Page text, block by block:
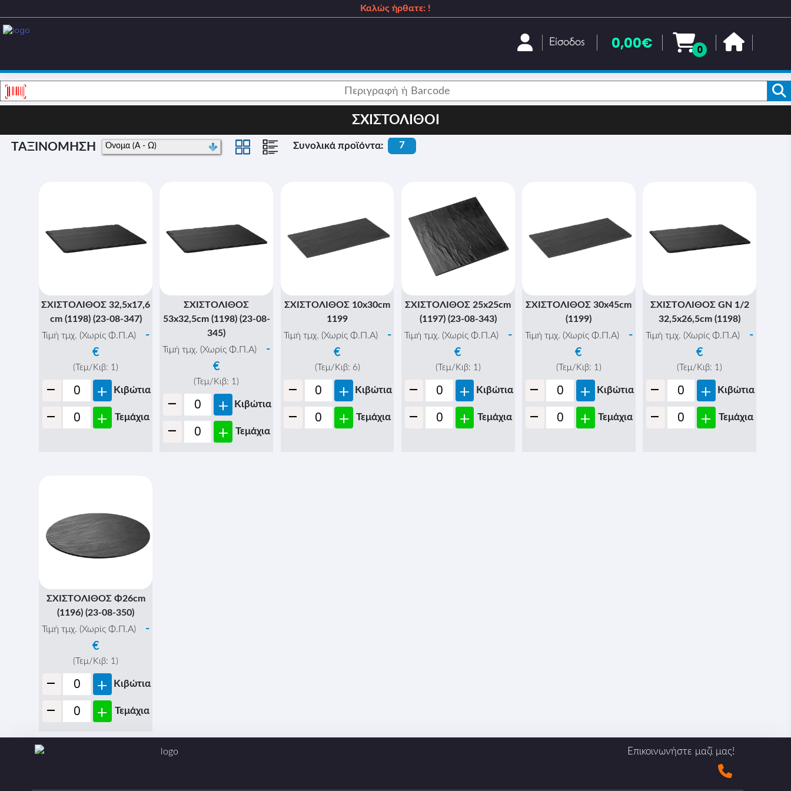
Καλώς ήρθατε: !
Είσοδος 0,00€ 0
ΣΧΙΣΤΟΛΙΘΟΙ
ΤΑΞΙΝΟΜΗΣΗ Συνολικά προϊόντα: 7
ΣΧΙΣΤΟΛΙΘΟΣ 32,5x17,6
cm (1198) (23-08-347)
Τιμή τμχ. (Χωρίς Φ.Π.Α)
-
€
(Τεμ/Κιβ: 1 )
- + Κιβώτια
- + Τεμάχια
ΣΧΙΣΤΟΛΙΘΟΣ
53x32,5cm (1198) (23-08-
345)
Τιμή τμχ. (Χωρίς Φ.Π.Α)
-
€
(Τεμ/Κιβ: 1 )
- + Κιβώτια
- + Τεμάχια
ΣΧΙΣΤΟΛΙΘΟΣ 10x30cm
1199
Τιμή τμχ. (Χωρίς Φ.Π.Α)
-
€
(Τεμ/Κιβ: 6)
- + Κιβώτια
- + Τεμάχια
ΣΧΙΣΤΟΛΙΘΟΣ 25x25cm
(1197) (23-08-343)
Τιμή τμχ. (Χωρίς Φ.Π.Α)
-
€
(Τεμ/Κιβ: 1 )
- + Κιβώτια
- + Τεμάχια
ΣΧΙΣΤΟΛΙΘΟΣ 30x45cm
(1199)
Τιμή τμχ. (Χωρίς Φ.Π.Α)
-
€
(Τεμ/Κιβ: 1 )
- + Κιβώτια
- + Τεμάχια
ΣΧΙΣΤΟΛΙΘΟΣ GN 1/2
32,5x26,5cm (1198)
Τιμή τμχ. (Χωρίς Φ.Π.Α)
-
€
(Τεμ/Κιβ: 1 )
- + Κιβώτια
- + Τεμάχια
ΣΧΙΣΤΟΛΙΘΟΣ Φ26cm
(1196) (23-08-350)
Τιμή τμχ. (Χωρίς Φ.Π.Α)
-
€
(Τεμ/Κιβ: 1 )
- + Κιβώτια
- + Τεμάχια
Επικοινωνήστε μαζί μας!